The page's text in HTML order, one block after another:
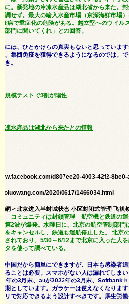
に。新発地の冷凍水産品は湖北省から来た。
調せず。最大の輸入水産市場（京深海鮮市場
病で重症化の危険がある。趙立堅へのウイル
部門に聞いてくれ」との回答。
には、ひとかけらの真実もないと思っていま
、集団免疫を獲得できるようになるのでは。
き。
規模テストで3割が陽性
凍水産品は湖北から来たとの情報
d807ee20-4003-42f2-8be0-
2020/0617/1466034.html
網＜北京进入半封城状态 小区封闭式管理 飞机
コミュニティは封鎖管理 航空機と鉄道の運
第2波が爆発。水曜日に、北京の航空管制部門
をキャンセルし、鉄道も運航停止した。 北京
されており、5/30～6/12まで北京に入った人
タを使って調べている。
中国だから簡単にできますが、日本も感染者
ることは必要。スマホがない人は漏れてしま
年の3月末、auが2022年の3月末、Softbank
期としています。ガラケーは使えなくなりま
リで対応できるよう設計すべきです。厚生労